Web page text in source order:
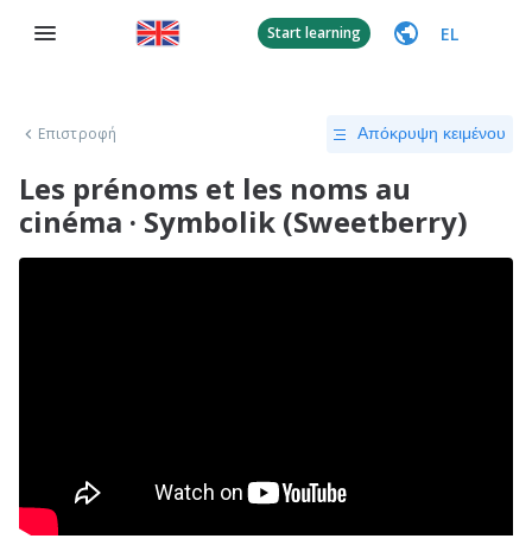
Start learning EL
Επιστροφή Απόκρυψη κειμένου
Les prénoms et les noms au
cinéma · Symbolik (Sweetberry)